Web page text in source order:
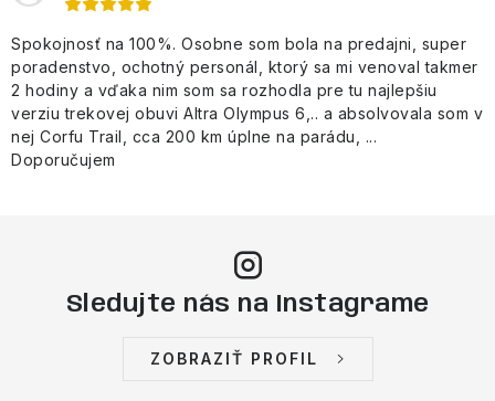
Spokojnosť na 100%. Osobne som bola na predajni, super
poradenstvo, ochotný personál, ktorý sa mi venoval takmer
2 hodiny a vďaka nim som sa rozhodla pre tu najlepšiu
verziu trekovej obuvi Altra Olympus 6,.. a absolvovala som v
nej Corfu Trail, cca 200 km úplne na parádu, ...
Doporučujem
Sledujte nás na Instagrame
ZOBRAZIŤ PROFIL